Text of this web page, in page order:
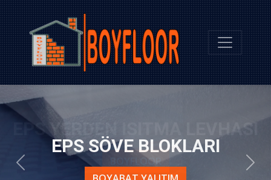
EPS YERDEN ISITMA LEVHASI
BOYFLOOR
Geri